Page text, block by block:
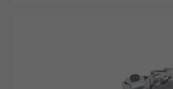
業対象のプロジェクトでライ
とヘビーデューティクランプ